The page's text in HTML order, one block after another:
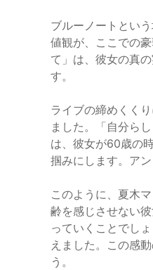
ブルーノートとい
値観が、ここでの
て」は、彼女の真
す。
ライブの締めくく
ました。「自分ら
は、彼女が60歳の
掴みにします。ア
このように、夏木
齢を感じさせない
っていくことでし
えました。この感
う。